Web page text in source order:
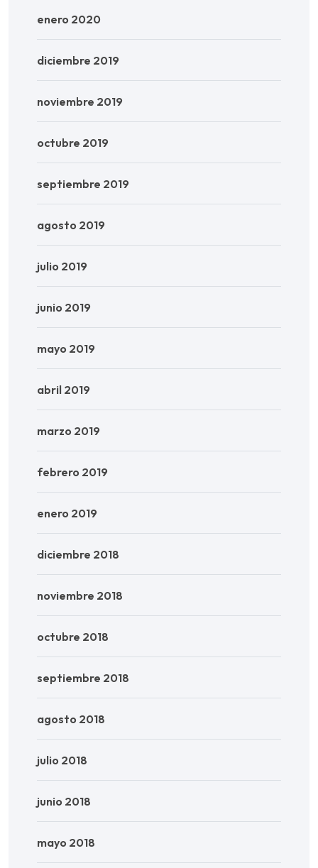
enero 2020
diciembre 2019
noviembre 2019
octubre 2019
septiembre 2019
agosto 2019
julio 2019
junio 2019
mayo 2019
abril 2019
marzo 2019
febrero 2019
enero 2019
diciembre 2018
noviembre 2018
octubre 2018
septiembre 2018
agosto 2018
julio 2018
junio 2018
mayo 2018